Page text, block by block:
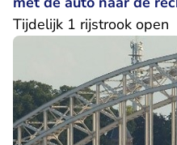
Tijdelijk 1 rijstrook open